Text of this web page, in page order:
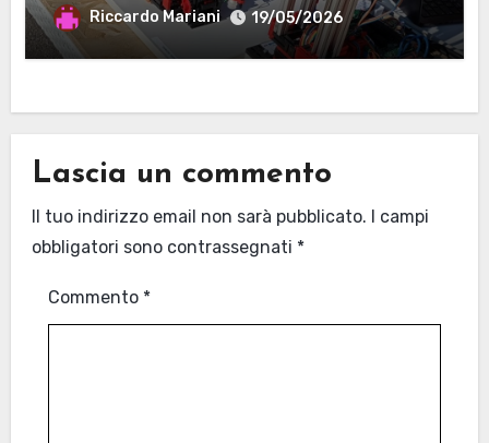
MANTOVA
Riccardo Mariani 19/05/2026
Lascia un commento
Il tuo indirizzo email non sarà pubblicato. I campi
obbligatori sono contrassegnati *
Commento *